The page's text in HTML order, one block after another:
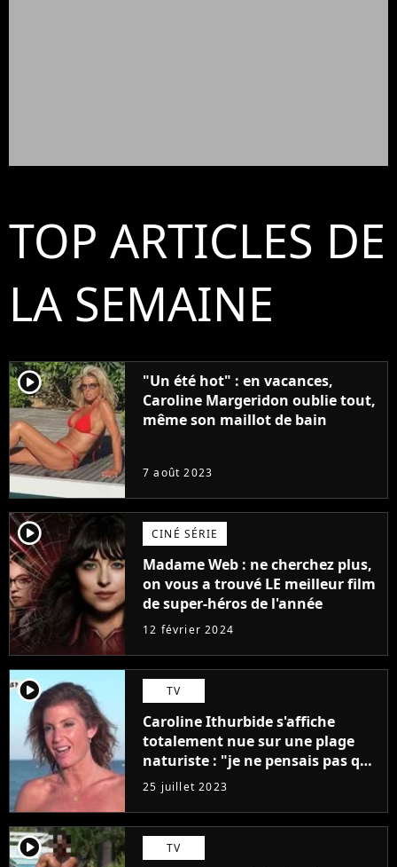
TOP ARTICLES DE
LA SEMAINE
player2
"Un été hot" : en vacances,
Caroline Margeridon oublie tout,
même son maillot de bain
7 août 2023
player2 CINÉ SÉRIE
Madame Web : ne cherchez plus,
on vous a trouvé LE meilleur film
de super-héros de l'année
12 février 2024
player2 TV
Caroline Ithurbide s'affiche
totalement nue sur une plage
naturiste : "je ne pensais pas que
j'arriverais à le faire..."
25 juillet 2023
player2 TV